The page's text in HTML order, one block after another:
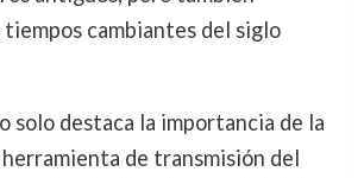
tiempos cambiantes del siglo
solo destaca la importancia de la
de transmisión del